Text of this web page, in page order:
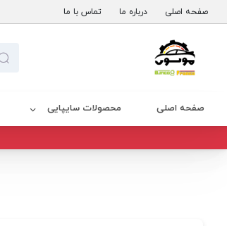
صفحه اصلی درباره ما تماس با ما
صفحه اصلی محصولات سایپایی